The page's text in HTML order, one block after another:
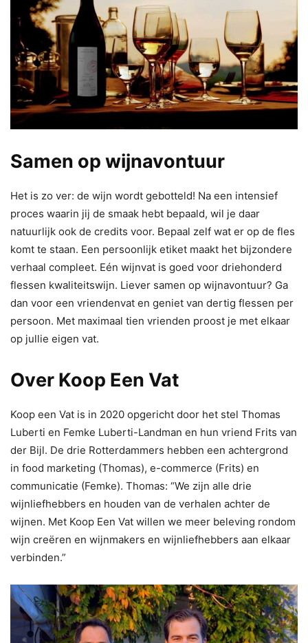
Samen op wijnavontuur
Het is zo ver: de wijn wordt gebotteld! Na een intensief
proces waarin jij de smaak hebt bepaald, wil je daar
natuurlijk ook de credits voor. Bepaal zelf wat er op de fles
komt te staan. Een persoonlijk etiket maakt het bijzondere
verhaal compleet. Eén wijnvat is goed voor driehonderd
flessen kwaliteitswijn. Liever samen op wijnavontuur? Ga
dan voor een vriendenvat en geniet van dertig flessen per
persoon. Met maximaal tien vrienden proost je met elkaar
op jullie eigen vat.
Over Koop Een Vat
Koop een Vat is in 2020 opgericht door het stel Thomas
Luberti en Femke Luberti-Landman en hun vriend Frits van
der Bijl. De drie Rotterdammers hebben een achtergrond
in food marketing (Thomas), e-commerce (Frits) en
communicatie (Femke). Thomas: “We zijn alle drie
wijnliefhebbers en houden van de verhalen achter de
wijnen. Met Koop Een Vat willen we meer beleving rondom
wijn creëren en wijnmakers en wijnliefhebbers aan elkaar
verbinden.”